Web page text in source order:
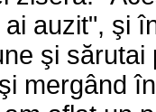
auzit", şi
şi
mergând